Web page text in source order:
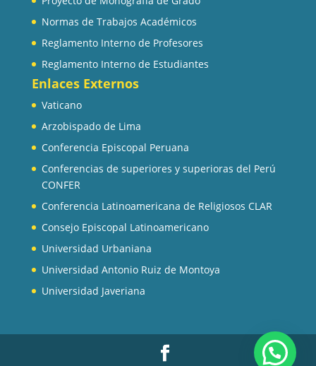
Normas de Trabajos Académicos
Reglamento Interno de Profesores
Reglamento Interno de Estudiantes
Enlaces Externos
Vaticano
Arzobispado de Lima
Conferencia Episcopal Peruana
Conferencias de superiores y superioras del Perú
CONFER
Conferencia Latinoamericana de Religiosos CLAR
Consejo Episcopal Latinoamericano
Universidad Urbaniana
Universidad Antonio Ruiz de Montoya
Universidad Javeriana